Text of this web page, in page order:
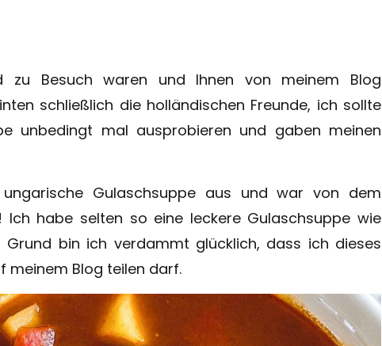
zu Besuch waren und Ihnen von meinem Blog
schließlich die holländischen Freunde, ich sollte
unbedingt mal ausprobieren und gaben meinen
Gulaschsuppe aus und war von dem
habe selten so eine leckere Gulaschsuppe wie
Grund bin ich verdammt glücklich, dass ich dieses
meinem Blog teilen darf.